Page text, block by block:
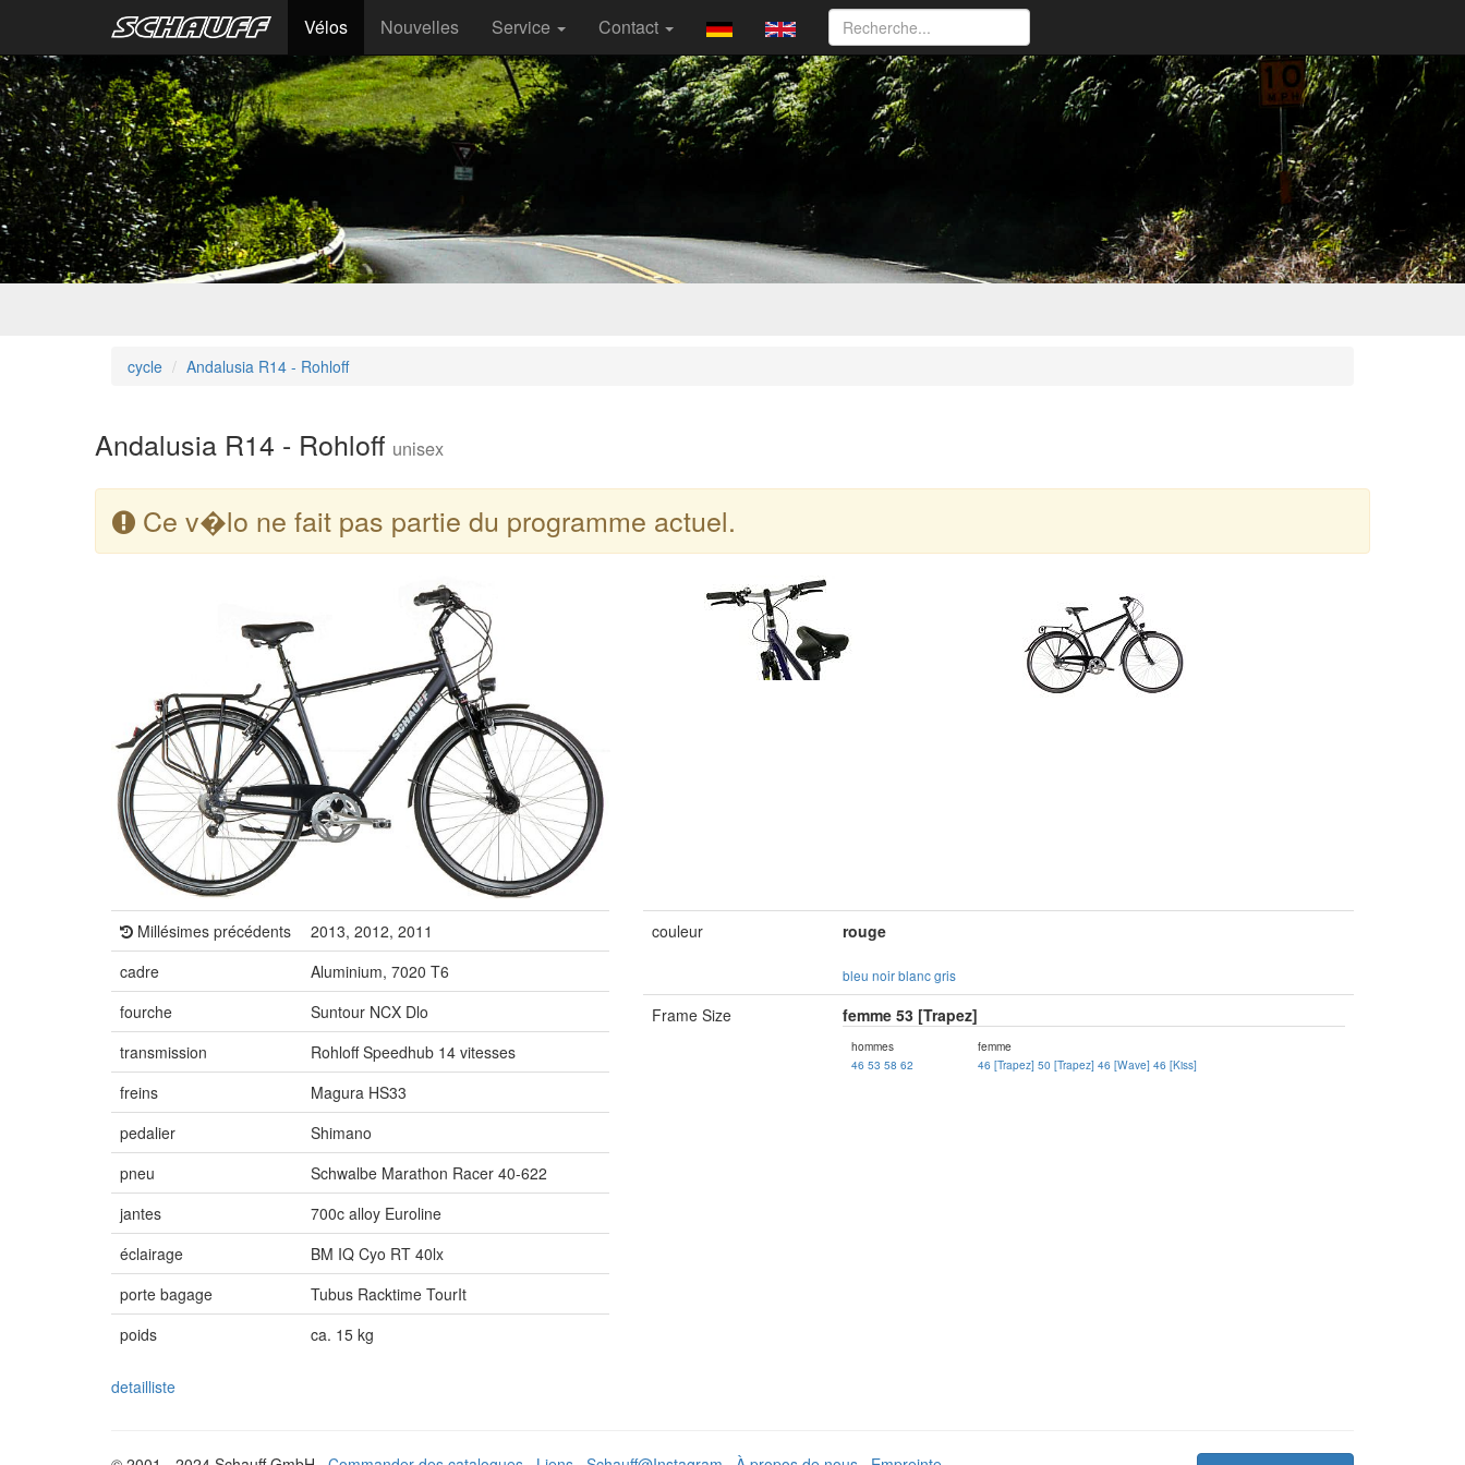
Vélos Nouvelles Service Contact
cycle Andalusia R14 - Rohloff
Andalusia R14 - Rohloff unisex
Ce v�lo ne fait pas partie du programme actuel.
Millésimes précédents
2013, 2012, 2011
cadre
Aluminium, 7020 T6
fourche
Suntour NCX Dlo
transmission
Rohloff Speedhub 14 vitesses
freins
Magura HS33
pedalier
Shimano
pneu
Schwalbe Marathon Racer 40-622
jantes
700c alloy Euroline
éclairage
BM IQ Cyo RT 40lx
porte bagage
Tubus Racktime TourIt
poids
ca. 15 kg
couleur rouge
bleu noir blanc gris
Frame Size femme 53 [Trapez]
hommes
46 53 58 62
femme
46 [Trapez] 50 [Trapez] 46 [Wave] 46 [Kiss]
detailliste